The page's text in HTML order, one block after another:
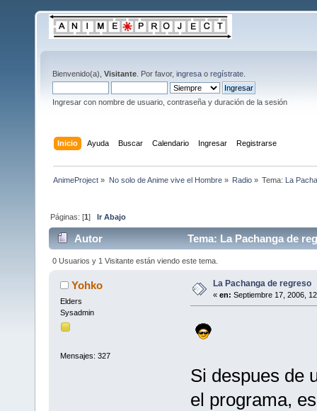
Bienvenido(a), Visitante . Por favor, ingresa o regístrate
Ingresar con nombre de usuario, contraseña y duración de la sesión
Inicio Ayuda Buscar Calendario Ingresar Registrarse
AnimeProject » No solo de Anime vive el Hombre» Radio» Tema: La
Páginas: [1]Ir Abajo
Autor Tema: La Pachanga de
0 Usuarios y 1 Visitante están viendo este tema.
Yohko
Elders
Sysadmin
Mensajes: 327
La Pachanga de regreso
« en: Septiembre 17, 2006,
Si despues de
el programa,